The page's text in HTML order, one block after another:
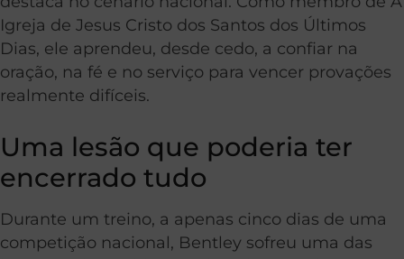
Igreja de Jesus Cristo dos Santos dos Últimos
Dias, ele aprendeu, desde cedo, a confiar na
oração, na fé e no serviço para vencer provações
realmente difíceis.
Uma lesão que poderia ter
encerrado tudo
Durante um treino, a apenas cinco dias de uma
competição nacional, Bentley sofreu uma das